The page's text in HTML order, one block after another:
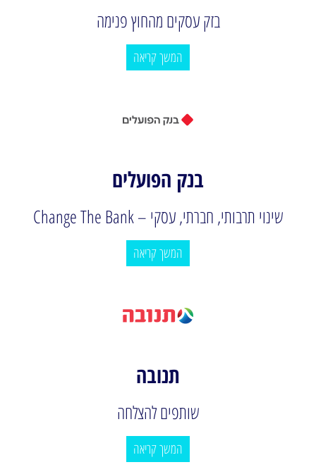
בזק עסקים מהחוץ פנימה
המשך קריאה
בנק הפועלים
שינוי תרבותי, חברתי, עסקי – Change The Bank
המשך קריאה
תנובה
שותפים להצלחה
המשך קריאה